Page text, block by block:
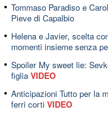
Tommaso Paradiso e
Pieve di Capalbio
Helena e Javier, scelta
momenti insieme senza
Spoiler My sweet lie:
figlia VIDEO
Anticipazioni Tutto per la
ferri corti VIDEO